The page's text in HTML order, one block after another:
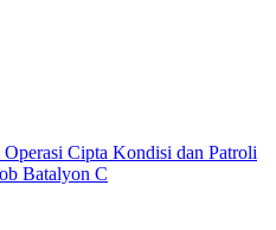
Cipta Kondisi dan Patroli
Batalyon C